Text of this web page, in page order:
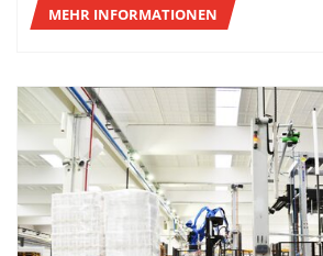
MEHR INFORMATIONEN